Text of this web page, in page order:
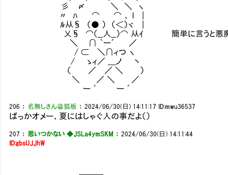
彡 〆 ＼ ＼ ヽ
〃 ﾊ ⌒ ⌒ 、 l |
ﾙ从§ （● ） （＜）ヾ |
乂§ ⌒（__人__）⌒ 从ｲ 簡単に言うと悪魔でポ
＼ ∩ ｀ー´ ／
/ ⊂ ＼∩ィつ ヽ
/ ゝィ／ ＿ノ 丶
（ ／ ／ ＼ ）
＼ ／ ＼ ／
ー ´ ー ´
206 ： 名無しさん＠狐板 ：2024/06/30(日) 14:11:17 ID:mwu36537
ばっかオメー、夏にはしゃぐ人の事だよ（）
207 ： 思いつかない ◆JSLa4ymSKM ：2024/06/30(日) 14:11:44
ID:gbsUJJhW